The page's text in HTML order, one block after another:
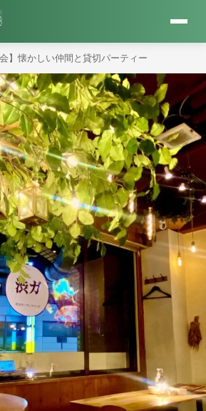
会】懐かしい仲間と貸切パーティー